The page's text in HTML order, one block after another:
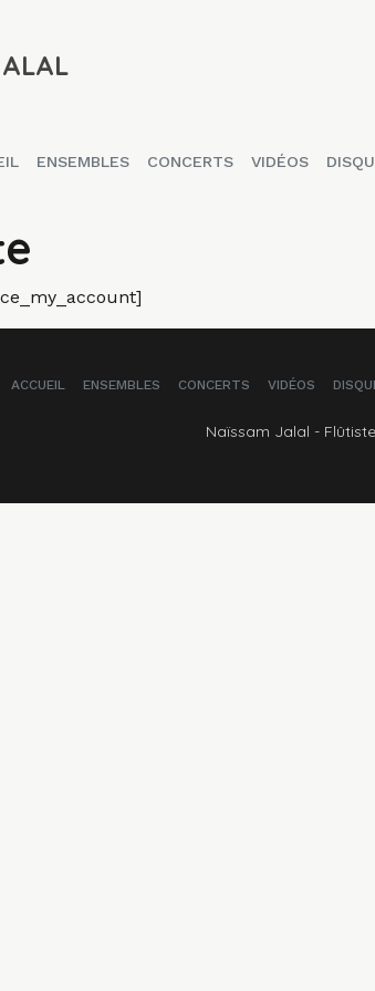
ENSEMBLES CONCERTS VIDÉOS
ACCUEIL ENSEMBLES CONCERTS VIDÉOS
Naïssam Jalal -